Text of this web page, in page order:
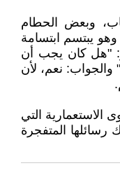
وبعض الحطام
يبتسم ابتسامة
"هل كان يجب أن
والجواب: نعم، لأن
الاستعمارية التي
المتفجرة